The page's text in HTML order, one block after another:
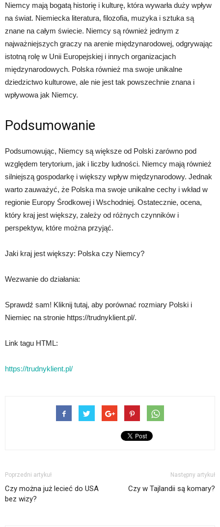
Niemcy mają bogatą historię i kulturę, która wywarła duży wpływ
na świat. Niemiecka literatura, filozofia, muzyka i sztuka są
znane na całym świecie. Niemcy są również jednym z
najważniejszych graczy na arenie międzynarodowej, odgrywając
istotną rolę w Unii Europejskiej i innych organizacjach
międzynarodowych. Polska również ma swoje unikalne
dziedzictwo kulturowe, ale nie jest tak powszechnie znana i
wpływowa jak Niemcy.
Podsumowanie
Podsumowując, Niemcy są większe od Polski zarówno pod
względem terytorium, jak i liczby ludności. Niemcy mają również
silniejszą gospodarkę i większy wpływ międzynarodowy. Jednak
warto zauważyć, że Polska ma swoje unikalne cechy i wkład w
regionie Europy Środkowej i Wschodniej. Ostatecznie, ocena,
który kraj jest większy, zależy od różnych czynników i
perspektyw, które można przyjąć.
Jaki kraj jest większy: Polska czy Niemcy?
Wezwanie do działania:
Sprawdź sam! Kliknij tutaj, aby porównać rozmiary Polski i
Niemiec na stronie https://trudnyklient.pl/.
Link tagu HTML:
https://trudnyklient.pl/
Poprzedni artykuł
Czy można już lecieć do USA
bez wizy?
Następny artykuł
Czy w Tajlandii są komary?